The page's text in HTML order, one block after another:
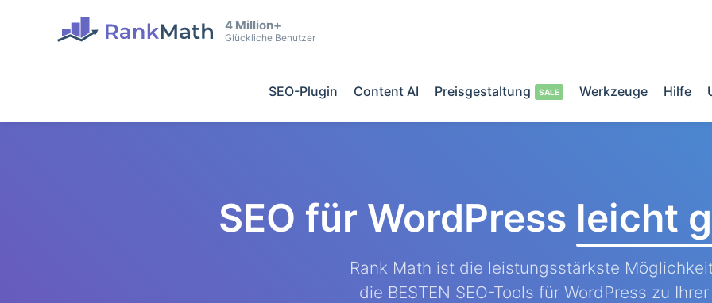
4 Million+
Glückliche Benutzer
SEO-Plugin Content AI Preisgestaltung Werkzeuge Hilfe
SEO für WordPress leicht
Rank Math ist die leistungsstärkste
die BESTEN SEO-Tools für WordPress zu Ihrer